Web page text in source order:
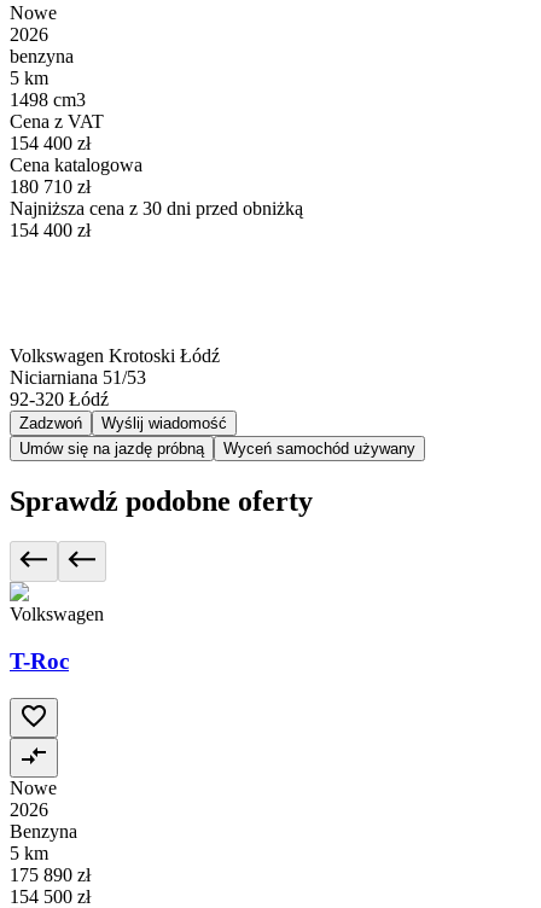
Nowe
2026
benzyna
5 km
1498 cm3
Cena z VAT
154 400 zł
Cena katalogowa
180 710 zł
Najniższa cena z 30 dni przed obniżką
154 400 zł
Volkswagen Krotoski Łódź
Niciarniana 51/53
92-320 Łódź
Zadzwoń
Wyślij wiadomość
Umów się na jazdę próbną
Wyceń samochód używany
Sprawdź podobne oferty
Volkswagen
T-Roc
Nowe
2026
Benzyna
5 km
175 890 zł
154 500 zł